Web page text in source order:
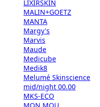
LIXIRSKIN
MALIN+GOETZ
MANTA
Margy's
Marvis
Maude
Medicube
Medik8
Melumé Skinscience
mid/night 00.00
MKS-ECO